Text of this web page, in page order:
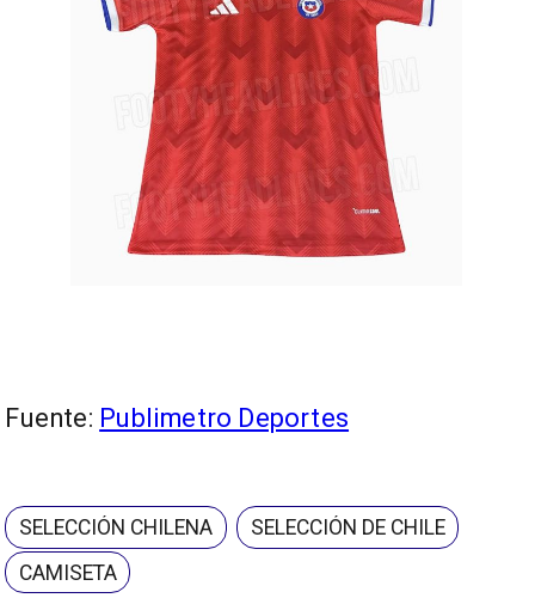
Fuente: Publimetro Deportes
SELECCIÓN CHILENA
SELECCIÓN DE CHILE
CAMISETA